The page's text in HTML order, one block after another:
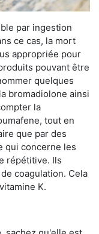
par ingestion
ce cas, la mort
appropriée pour
pouvant être
quelques
bromadiolone ainsi
la
tout en
que par des
qui concerne les
répétitive. Ils
coagulation. Cela
K.